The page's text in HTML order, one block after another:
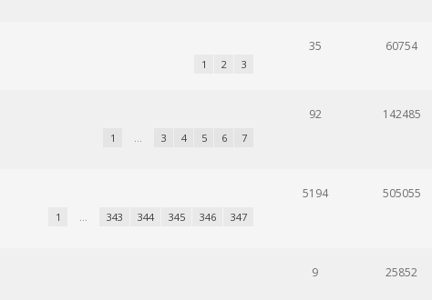
1 2 3
35 60754
1 … 3 4 5 6 7
92 142485
1 … 343 344 345 346 347
5194 505055
9 25852